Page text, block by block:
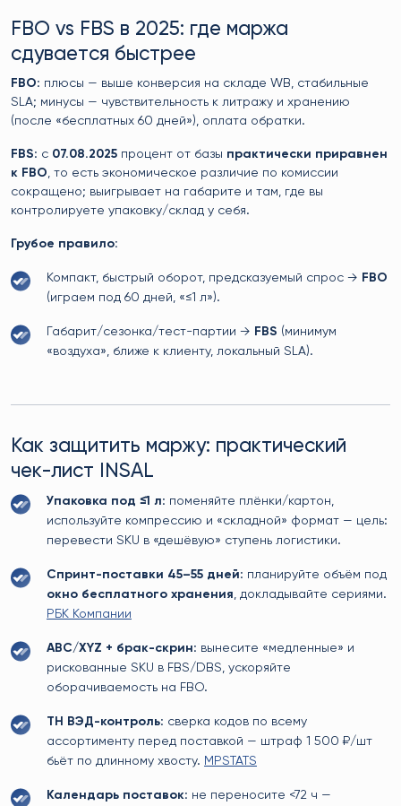
FBO vs FBS в 2025: где маржа
сдувается быстрее
FBO: плюсы — выше конверсия на складе WB, стабильные
SLA; минусы — чувствительность к литражу и хранению
(после «бесплатных 60 дней»), оплата обратки.
FBS: с 07.08.2025 процент от базы практически приравнен
к FBO, то есть экономическое различие по комиссии
сокращено; выигрывает на габарите и там, где вы
контролируете упаковку/склад у себя.
Грубое правило:
Компакт, быстрый оборот, предсказуемый спрос → FBO
(играем под 60 дней, «≤1 л»).
Габарит/сезонка/тест-партии → FBS (минимум
«воздуха», ближе к клиенту, локальный SLA).
Как защитить маржу: практический
чек-лист INSAL
Упаковка под ≤1 л: поменяйте плёнки/картон,
используйте компрессию и «складной» формат — цель:
перевести SKU в «дешёвую» ступень логистики.
Спринт-поставки 45–55 дней: планируйте объём под
окно бесплатного хранения, докладывайте сериями.
РБК Компании
ABC/XYZ + брак-скрин: вынесите «медленные» и
рискованные SKU в FBS/DBS, ускоряйте
оборачиваемость на FBO.
ТН ВЭД-контроль: сверка кодов по всему
ассортименту перед поставкой — штраф 1 500 ₽/шт
бьёт по длинному хвосту. MPSTATS
Календарь поставок: не переносите <72 ч —